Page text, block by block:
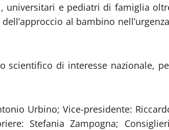
universitari e pediatri di famiglia
al bambino
scientifico di interesse nazionale,
Urbino; Vice-presidente:
Stefania Zampogna;